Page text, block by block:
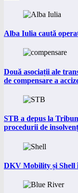
Alba Iulia caută
Două asociații ale
de compensare a
STB a depus la
procedurii de
DKV Mobility și Shell